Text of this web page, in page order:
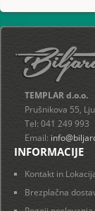
TEMPLAR d.o.o.
Prušnikova 55,
Tel: 041 249 993
Email:
INFORMACIJE
Kontakt in
Brezplačna